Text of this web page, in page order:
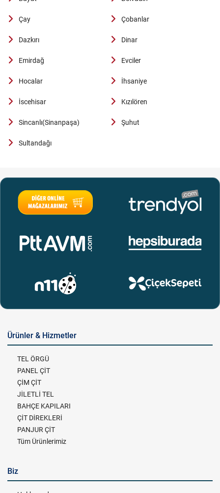
Çay Çobanlar
Dazkırı Dinar
Emirdağ Evciler
Hocalar İhsaniye
İscehisar Kızılören
Sincanlı(Sinanpaşa) Şuhut
Sultandağı
Ürünler & Hizmetler
TEL ÖRGÜ
PANEL ÇİT
ÇİM ÇİT
JİLETLİ TEL
BAHÇE KAPILARI
ÇİT DİREKLERİ
PANJUR ÇİT
Tüm Ürünlerimiz
Biz